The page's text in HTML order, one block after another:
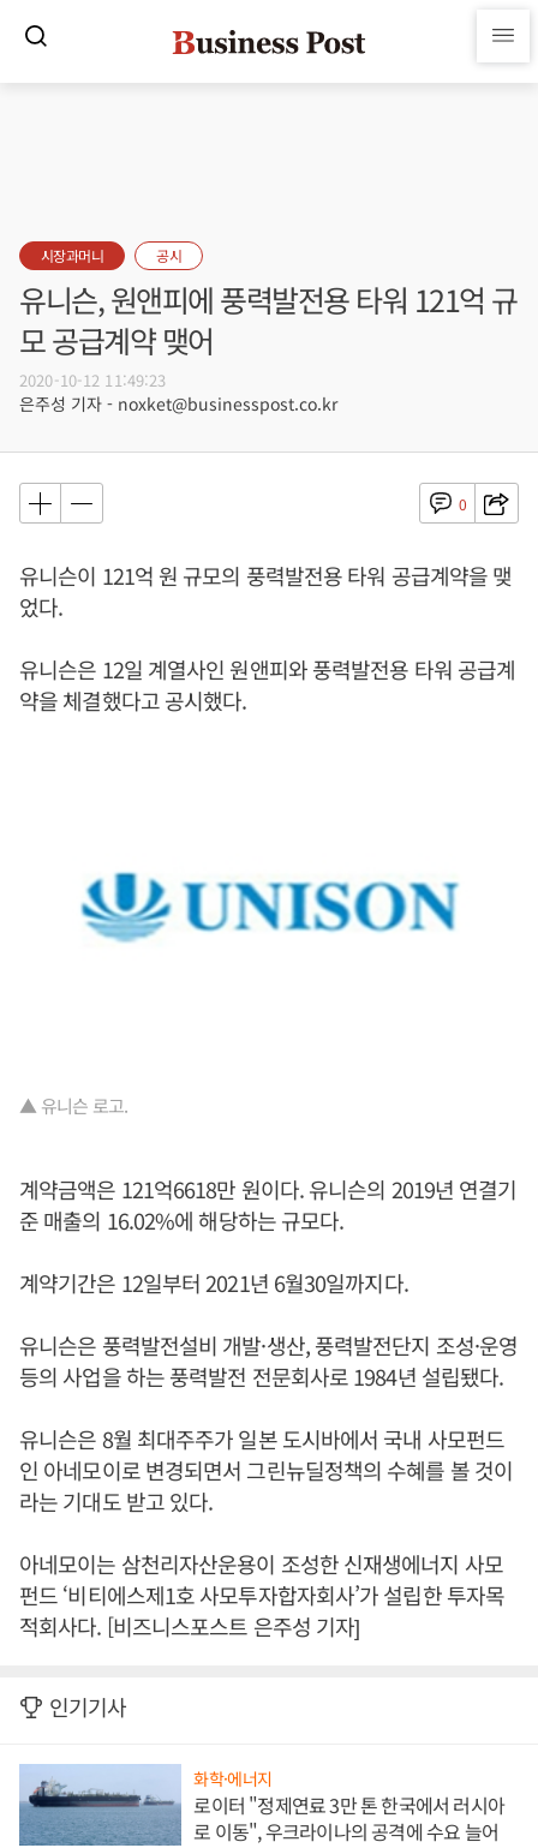
시장과머니 공시
유니슨, 원앤피에 풍력발전용 타워 121억 규
모 공급계약 맺어
2020-10-12 11:49:23
은주성 기자 - noxket@businesspost.co.kr
0
유니슨이 121억 원 규모의 풍력발전용 타워 공급계약을 맺
었다.
유니슨은 12일 계열사인 원앤피와 풍력발전용 타워 공급계
약을 체결했다고 공시했다.
▲ 유니슨 로고.
계약금액은 121억6618만 원이다. 유니슨의 2019년 연결기
준 매출의 16.02%에 해당하는 규모다.
계약기간은 12일부터 2021년 6월30일까지다.
유니슨은 풍력발전설비 개발·생산, 풍력발전단지 조성·운영
등의 사업을 하는 풍력발전 전문회사로 1984년 설립됐다.
유니슨은 8월 최대주주가 일본 도시바에서 국내 사모펀드
인 아네모이로 변경되면서 그린뉴딜정책의 수혜를 볼 것이
라는 기대도 받고 있다.
아네모이는 삼천리자산운용이 조성한 신재생에너지 사모
펀드 ‘비티에스제1호 사모투자합자회사’가 설립한 투자목
적회사다. [비즈니스포스트 은주성 기자]
인기기사
화학·에너지
로이터 "정제연료 3만 톤 한국에서 러시아
로 이동", 우크라이나의 공격에 수요 늘어